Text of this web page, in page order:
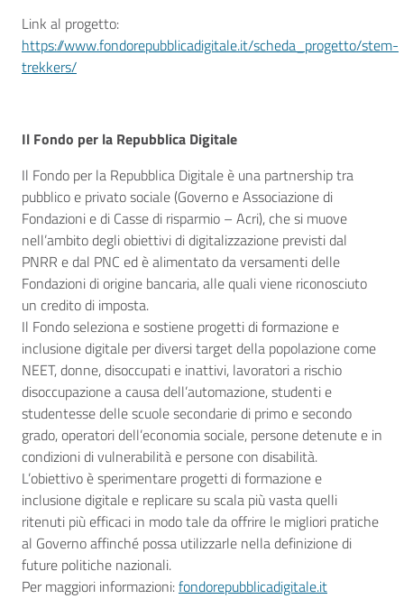
Link al progetto:
https://www.fondorepubblicadigitale.it/scheda_progetto/stem-
trekkers/
Il Fondo per la Repubblica Digitale
Il Fondo per la Repubblica Digitale è una partnership tra
pubblico e privato sociale (Governo e Associazione di
Fondazioni e di Casse di risparmio – Acri), che si muove
nell’ambito degli obiettivi di digitalizzazione previsti dal
PNRR e dal PNC ed è alimentato da versamenti delle
Fondazioni di origine bancaria, alle quali viene riconosciuto
un credito di imposta.
Il Fondo seleziona e sostiene progetti di formazione e
inclusione digitale per diversi target della popolazione come
NEET, donne, disoccupati e inattivi, lavoratori a rischio
disoccupazione a causa dell’automazione, studenti e
studentesse delle scuole secondarie di primo e secondo
grado, operatori dell’economia sociale, persone detenute e in
condizioni di vulnerabilità e persone con disabilità.
L’obiettivo è sperimentare progetti di formazione e
inclusione digitale e replicare su scala più vasta quelli
ritenuti più efficaci in modo tale da offrire le migliori pratiche
al Governo affinché possa utilizzarle nella definizione di
future politiche nazionali.
Per maggiori informazioni:fondorepubblicadigitale.it